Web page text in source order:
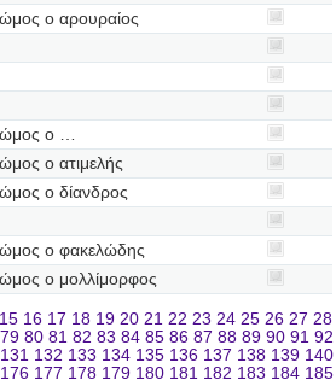
ο αρουραίος
ο …
ο ατιμελής
ο δίανδρος
ο φακελώδης
ο μολλίμορφος
15 16 17 18 19 20 21 22 23 24 25 26 27 28
79 80 81 82 83 84 85 86 87 88 89 90 91 92
131 132 133 134 135 136 137 138 139 140
176 177 178 179 180 181 182 183 184 185